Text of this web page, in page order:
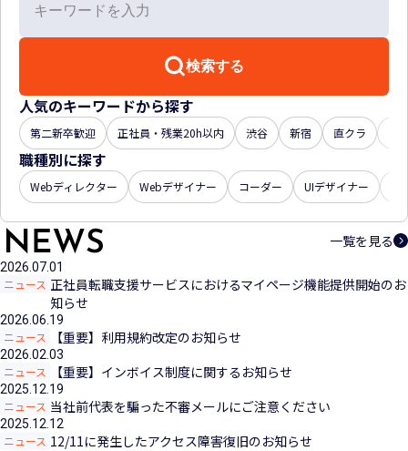
検索する
人気のキーワードから探す
第二新卒歓迎 正社員・残業20h以内 渋谷 新宿 直クラ
職種別に探す
Webディレクター Webデザイナー コーダー UIデザイナー
一覧を見る
2026.07.01
ニュース 正社員転職支援サービスにおけるマイページ機能提供開始のお
知らせ
2026.06.19
ニュース 【重要】利用規約改定のお知らせ
2026.02.03
ニュース 【重要】インボイス制度に関するお知らせ
2025.12.19
ニュース 当社前代表を騙った不審メールにご注意ください
2025.12.12
ニュース 12/11に発生したアクセス障害復旧のお知らせ